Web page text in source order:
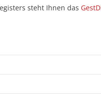
steht Ihnen das